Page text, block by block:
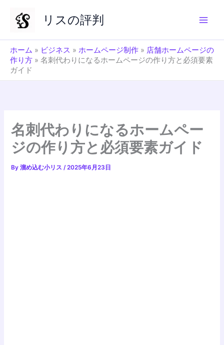
ス
リスの評判
ホーム » ビジネス » ホームページ制作 » 店舗ホームページの
作り方 » 名刺代わりになるホームページの作り方と必須要素
ガイド
名刺代わりになるホームペー
ジの作り方と必須要素ガイド
By溜め込む小リス/2025年6月23日